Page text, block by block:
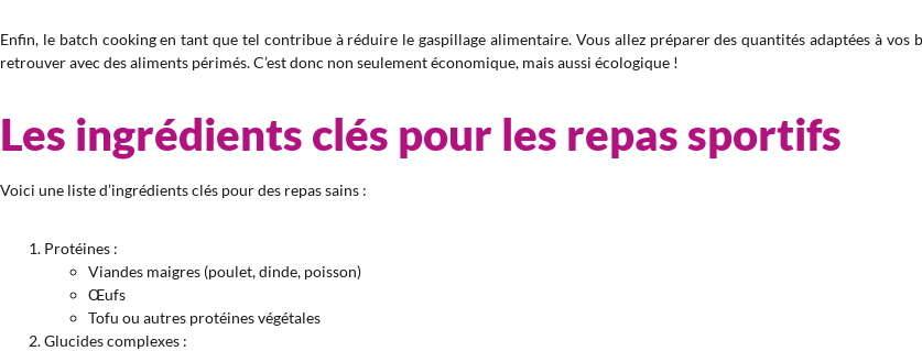
Enfin, le batch cooking en tant que tel contribue à réduire le gaspillage alimentaire. Vous allez préparer des quantités adaptées à vos
retrouver avec des aliments périmés. C’est donc non seulement économique, mais aussi écologique !
Les ingrédients clés pour les repas sportifs
Voici une liste d’ingrédients clés pour des repas sains :
Protéines :
Viandes maigres (poulet, dinde, poisson)
Œufs
Tofu ou autres protéines végétales
Glucides complexes :